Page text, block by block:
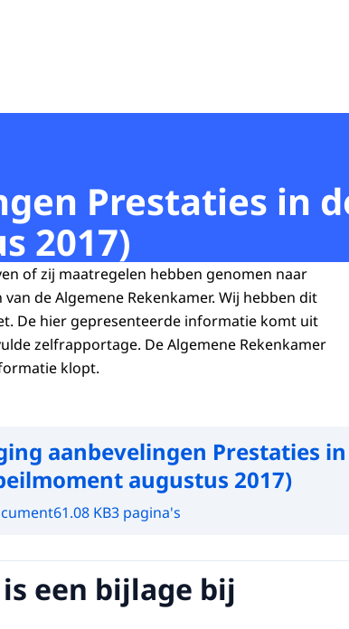
Prestaties in
2017)
of zij maatregelen hebben genomen naar
de Algemene Rekenkamer. Wij hebben dit
De hier gepresenteerde informatie komt uit
zelfrapportage. De Algemene Rekenkamer
klopt.
aanbevelingen Prestaties
augustus 2017)
61.08 KB3 pagina's
een bijlage bij